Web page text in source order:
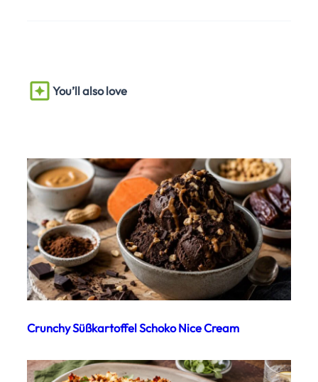
You’ll also love
Crunchy Süßkartoffel Schoko Nice Cream